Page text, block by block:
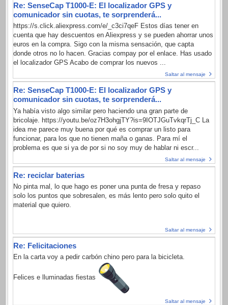
Re: SenseCap T1000-E: El localizador GPS y
comunicador sin cuotas, te sorprenderá...
https://s.click.aliexpress.com/e/_c3ci7qeF Estos días tener en
cuenta que hay descuentos en Aliexpress y se pueden ahorrar unos
euros en la compra. Sigo con la misma sensación, que capta
donde otros no lo hacen. Gracias compay por el enlace. Has usado
el localizador GPS Acabo de comprar los nuevos ...
Saltar al mensaje
Re: SenseCap T1000-E: El localizador GPS y
comunicador sin cuotas, te sorprenderá...
Ya había visto algo similar pero haciendo una gran parte de
bricolaje. https://youtu.be/oz7H3ohgjTY?is=9IOTJGuTvkqrTj_C La
idea me parece muy buena por qué es comprar un listo para
funcionar, para los que no tienen maña o ganas. Para mí el
problema es que si ya de por si no soy muy de hablar ni escr...
Saltar al mensaje
Re: reciclar baterias
No pinta mal, lo que hago es poner una punta de fresa y repaso
solo los puntos que sobresalen, es más lento pero solo quito el
material que quiero.
Saltar al mensaje
Re: Felicitaciones
En la carta voy a pedir carbón chino pero para la bicicleta.
Felices e lluminadas fiestas
Saltar al mensaje